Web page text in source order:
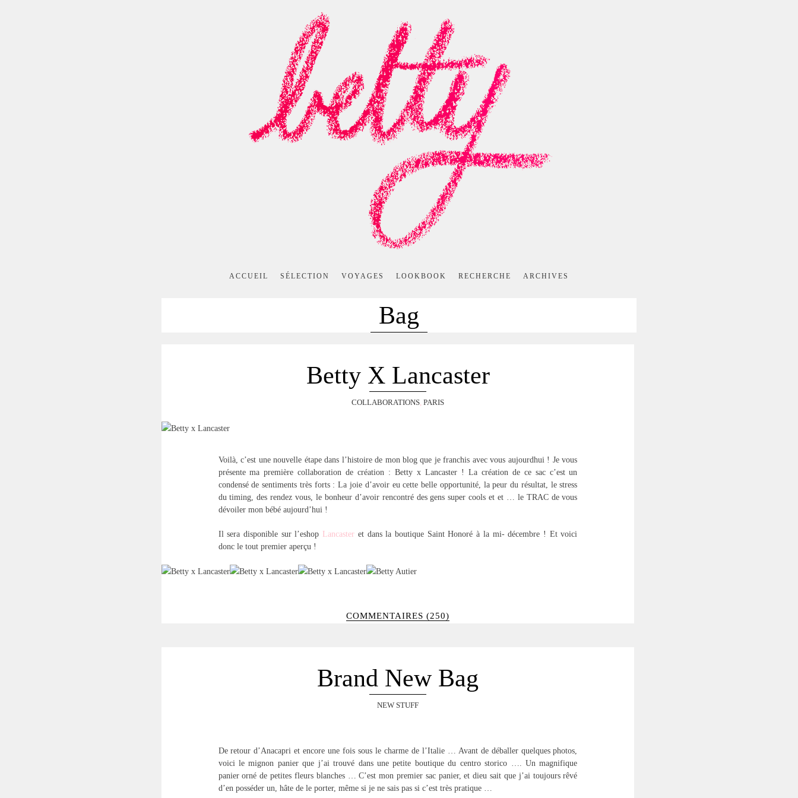
ACCUEIL SÉLECTION VOYAGES LOOKBOOK RECHERCHE ARCHIVES
Bag
Betty X Lancaster
COLLABORATIONS, PARIS
Voilà, c’est une nouvelle étape dans l’histoire de mon blog que je franchis avec vous aujourdhui ! Je vous
présente ma première collaboration de création : Betty x Lancaster ! La création de ce sac c’est un
condensé de sentiments très forts : La joie d’avoir eu cette belle opportunité, la peur du résultat, le stress
du timing, des rendez vous, le bonheur d’avoir rencontré des gens super cools et et … le TRAC de vous
dévoiler mon bébé aujourd’hui !
Il sera disponible sur l’eshop Lancaster et dans la boutique Saint Honoré à la mi- décembre ! Et voici
donc le tout premier aperçu !
COMMENTAIRES (250)
Brand New Bag
NEW STUFF
De retour d’Anacapri et encore une fois sous le charme de l’Italie … Avant de déballer quelques photos,
voici le mignon panier que j’ai trouvé dans une petite boutique du centro storico …. Un magnifique
panier orné de petites fleurs blanches … C’est mon premier sac panier, et dieu sait que j’ai toujours rêvé
d’en posséder un, hâte de le porter, même si je ne sais pas si c’est très pratique …